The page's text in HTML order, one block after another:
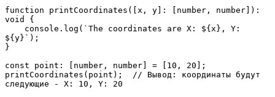
function printCoordinates([x, y]: [number, number]):
void {
${y}`);
}
const point: [number, number] = [10, 20];
printCoordinates(point);  // Вывод: координаты будут
следующие - X: 10, Y: 20